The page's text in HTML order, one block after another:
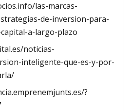
las-marcas-
de-inversion-para-
a-largo-plazo
noticias-
inteligente-que-es-y-por-
?